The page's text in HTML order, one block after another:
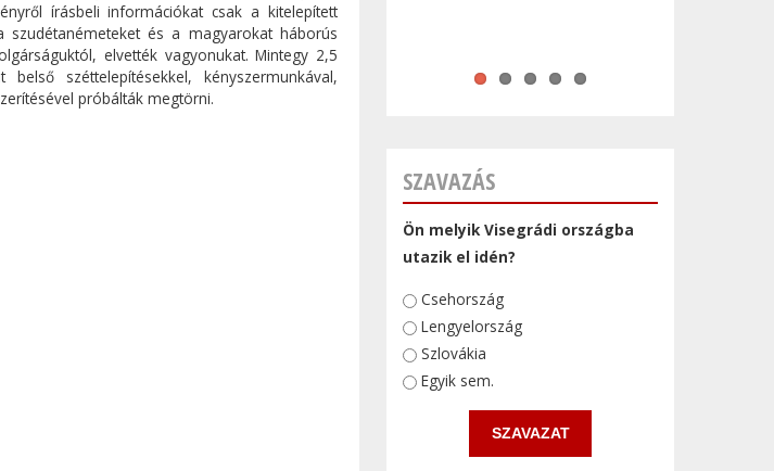
írásbeli információkat csak a kitelepített
és a magyarokat háborús
elvették vagyonukat. Mintegy 2,5
széttelepítésekkel, kényszermunkával,
próbálták megtörni.
SZAVAZÁS
Ön melyik Visegrádi országba
utazik el idén?
Választások
Csehország
Lengyelország
Szlovákia
Egyik sem.